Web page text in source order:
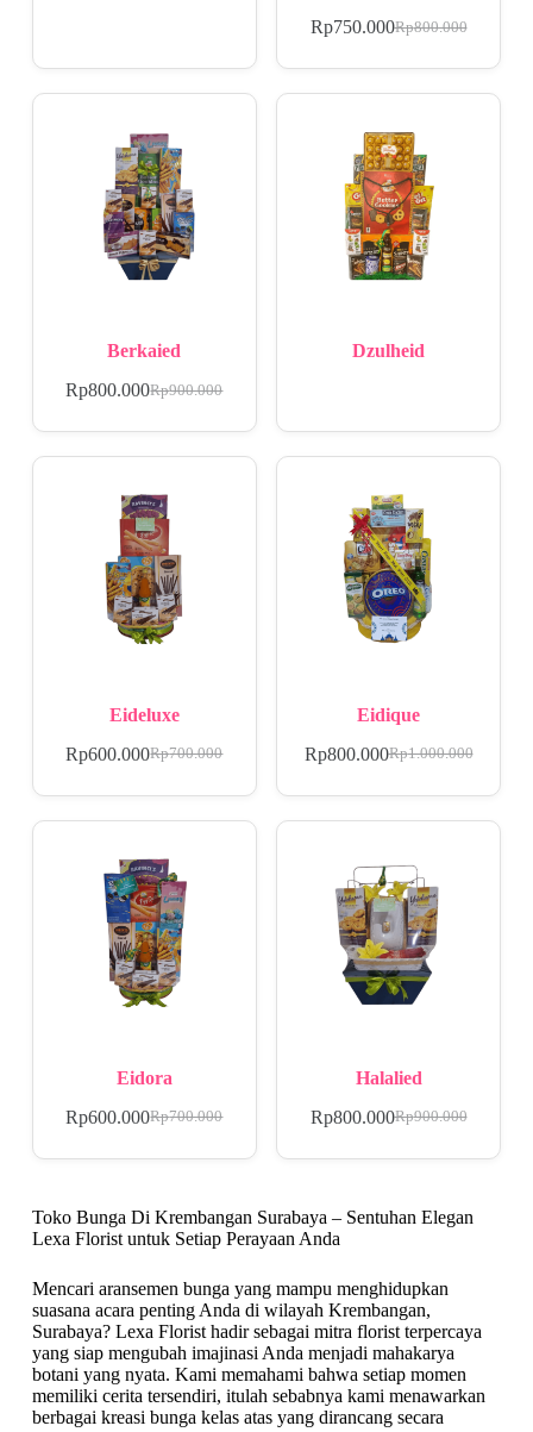
Rp800.000
Rp750.000
Berkaied
Rp900.000
Rp800.000
Dzulheid
Eideluxe
Rp700.000
Rp600.000
Eidique
Rp1.000.000
Rp800.000
Eidora
Rp700.000
Rp600.000
Halalied
Rp900.000
Rp800.000
Toko Bunga Di Krembangan Surabaya – Sentuhan Elegan
Lexa Florist untuk Setiap Perayaan Anda
Mencari aransemen bunga yang mampu menghidupkan
suasana acara penting Anda di wilayah Krembangan,
Surabaya? Lexa Florist hadir sebagai mitra florist terpercaya
yang siap mengubah imajinasi Anda menjadi mahakarya
botani yang nyata. Kami memahami bahwa setiap momen
memiliki cerita tersendiri, itulah sebabnya kami menawarkan
berbagai kreasi bunga kelas atas yang dirancang secara